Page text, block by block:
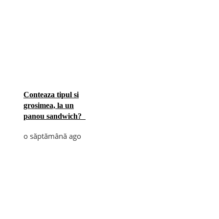
Conteaza tipul si
grosimea, la un
panou sandwich?
o săptămână ago